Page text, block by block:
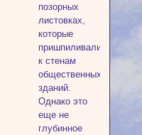
позорных
листовках,
которые
пришпиливали
к стенам
общественных
зданий.
Однако это
еще не
глубинное